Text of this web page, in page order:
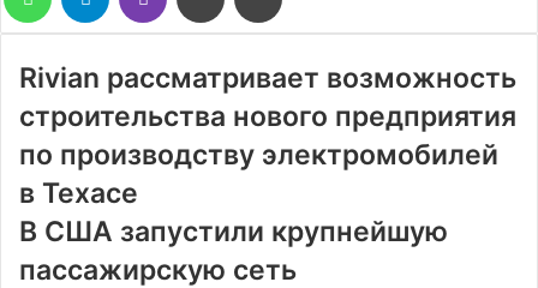
через
электронную
Rivian рассматривает возможность
строительства нового предприятия
по производству электромобилей
в Техасе
В США запустили крупнейшую
пассажирскую сеть